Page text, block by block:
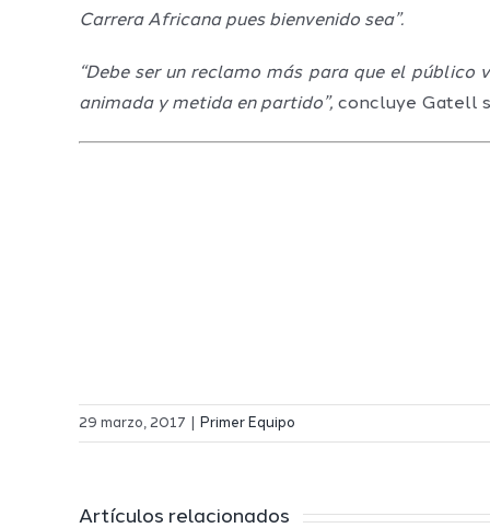
Carrera Africana pues bienvenido sea”.
“Debe ser un reclamo más para que el
animada y metida en partido”, concluye Gatell
29 marzo, 2017 Primer Equipo
Artículos relacionados